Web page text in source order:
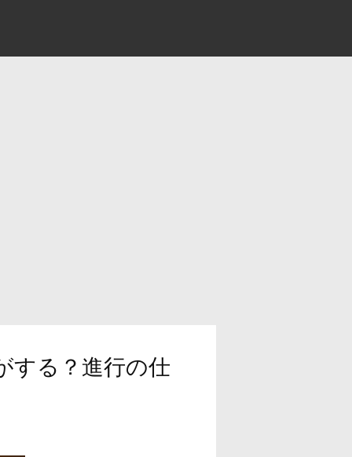
する？進行の仕